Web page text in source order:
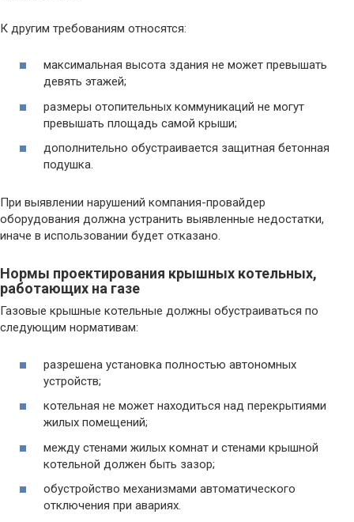
К другим требованиям относятся:
максимальная высота здания не может превышать
девять этажей;
размеры отопительных коммуникаций не могут
превышать площадь самой крыши;
дополнительно обустраивается защитная бетонная
подушка.
При выявлении нарушений компания-провайдер
оборудования должна устранить выявленные недостатки,
иначе в использовании будет отказано.
Нормы проектирования крышных котельных,
работающих на газе
Газовые крышные котельные должны обустраиваться по
следующим нормативам:
разрешена установка полностью автономных
устройств;
котельная не может находиться над перекрытиями
жилых помещений;
между стенами жилых комнат и стенами крышной
котельной должен быть зазор;
обустройство механизмами автоматического
отключения при авариях.